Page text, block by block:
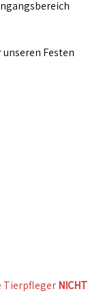
Festen
TierpflegerNICHT